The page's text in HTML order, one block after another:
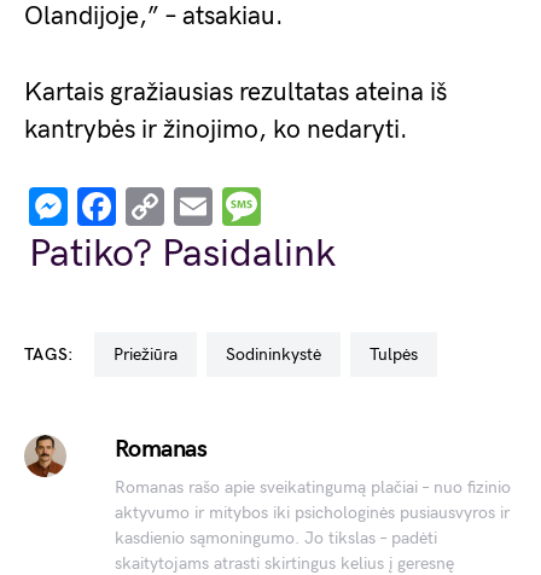
Olandijoje,” – atsakiau.
Kartais gražiausias rezultatas ateina iš
kantrybės ir žinojimo, ko nedaryti.
Messenger
Facebook
Copy
Link
Email
Patiko? Pasidalink
TAGS: priežiūra sodininkystė tulpės
Romanas
Romanas rašo apie sveikatingumą plačiai – nuo fizinio
aktyvumo ir mitybos iki psichologinės pusiausvyros ir
kasdienio sąmoningumo. Jo tikslas – padėti
skaitytojams atrasti skirtingus kelius į geresnę